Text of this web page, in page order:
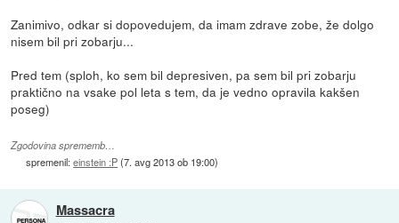
Zanimivo, odkar si dopovedujem, da imam zdrave zobe, že dolgo
nisem bil pri zobarju...
Pred tem (sploh, ko sem bil depresiven, pa sem bil pri zobarju
praktično na vsake pol leta s tem, da je vedno opravila kakšen
poseg)
Zgodovina sprememb…
spremenil:einstein :P(7. avg 2013 ob 19:00)
Massacra